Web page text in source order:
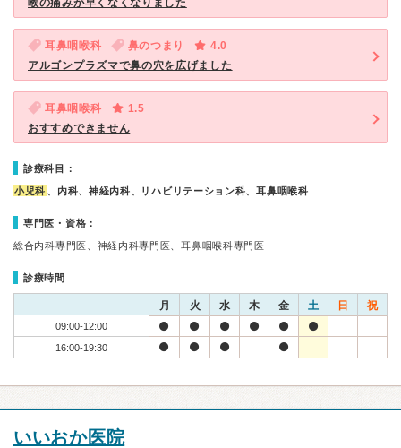
喉の痛みが早くなくなりました
耳鼻咽喉科 鼻のつまり
4.0
アルゴンプラズマで鼻の穴を広げました
耳鼻咽喉科
1.5
おすすめできません
診療科目：
小児科 、内科、神経内科、リハビリテーション科、耳鼻咽喉科
専門医・資格：
総合内科専門医、神経内科専門医、耳鼻咽喉科専門医
診療時間
月 火 水 木 金 土 日 祝
09:00-12:00
16:00-19:30
いいおか医院